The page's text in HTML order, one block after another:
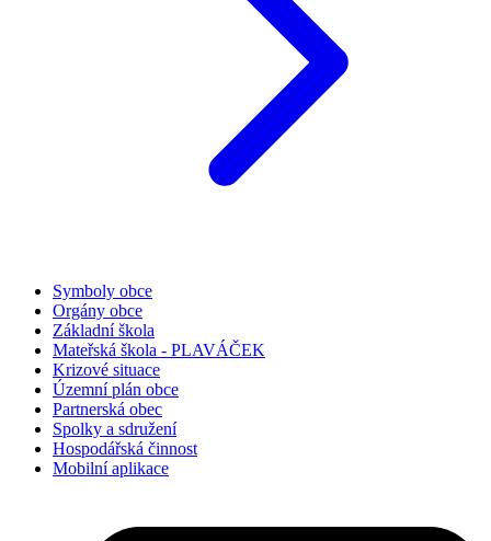
Symboly obce
Orgány obce
Základní škola
Mateřská škola - PLAVÁČEK
Krizové situace
Územní plán obce
Partnerská obec
Spolky a sdružení
Hospodářská činnost
Mobilní aplikace